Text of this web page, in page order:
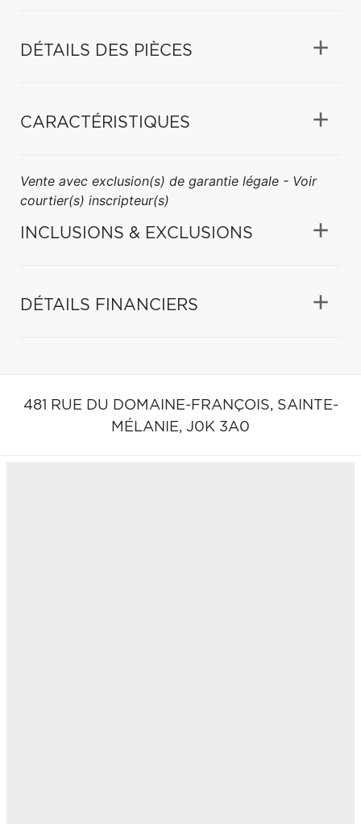
DÉTAILS DES PIÈCES
CARACTÉRISTIQUES
Vente avec exclusion(s) de garantie légale - Voir
courtier(s) inscripteur(s)
INCLUSIONS & EXCLUSIONS
DÉTAILS FINANCIERS
481 RUE DU DOMAINE-FRANÇOIS, SAINTE-
MÉLANIE, J0K 3A0